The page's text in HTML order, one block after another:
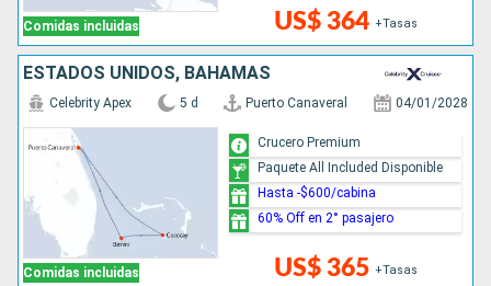
Comidas incluidas US$ 364 +Tasas
ESTADOS UNIDOS, BAHAMAS
Comidas incluidas
Celebrity Apex 5 d Puerto Canaveral 04/01/2028
US$ 365 +Tasas
Crucero Premium
Paquete All Included Disponible
Hasta -$600/cabina
60% Off en 2° pasajero